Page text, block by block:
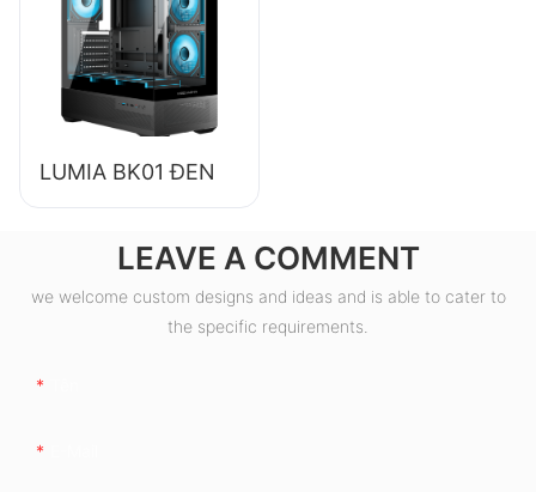
Bronze ESB550W
LUMIA BK01 ĐEN
LEAVE A COMMENT
we welcome custom designs and ideas and is able to cater to
the specific requirements.